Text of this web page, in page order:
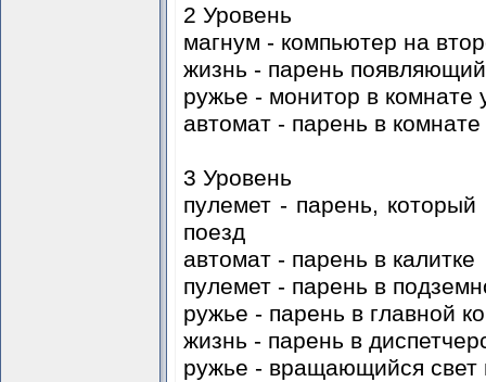
2 Уровень
магнум - компьютер на
жизнь - парень
ружье - монитор в комнате
автомат - парень в
3 Уровень
пулемет - парень, который
поезд
автомат - парень в калитке
пулемет - парень в
ружье - парень в главной
жизнь - парень в
ружье - вращающийся свет